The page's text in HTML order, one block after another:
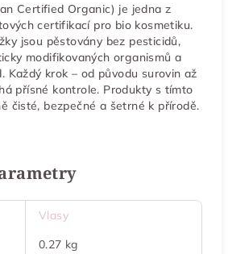
Certified Organic) je jedna z
certifikací pro bio kosmetiku.
jsou pěstovány bez pesticidů,
modifikovaných organismů a
Každý krok – od původu surovin až
přísné kontrole. Produkty s tímto
čisté, bezpečné a šetrné k přírodě.
Vlasy
0.27 kg